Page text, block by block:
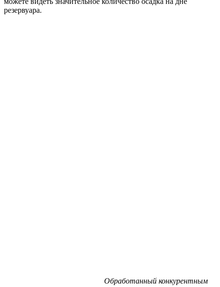
резервуара.
Обработанный конкурентным